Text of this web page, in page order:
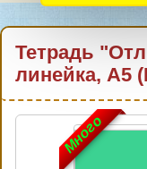
Тетрадь
линейка, А5
Много